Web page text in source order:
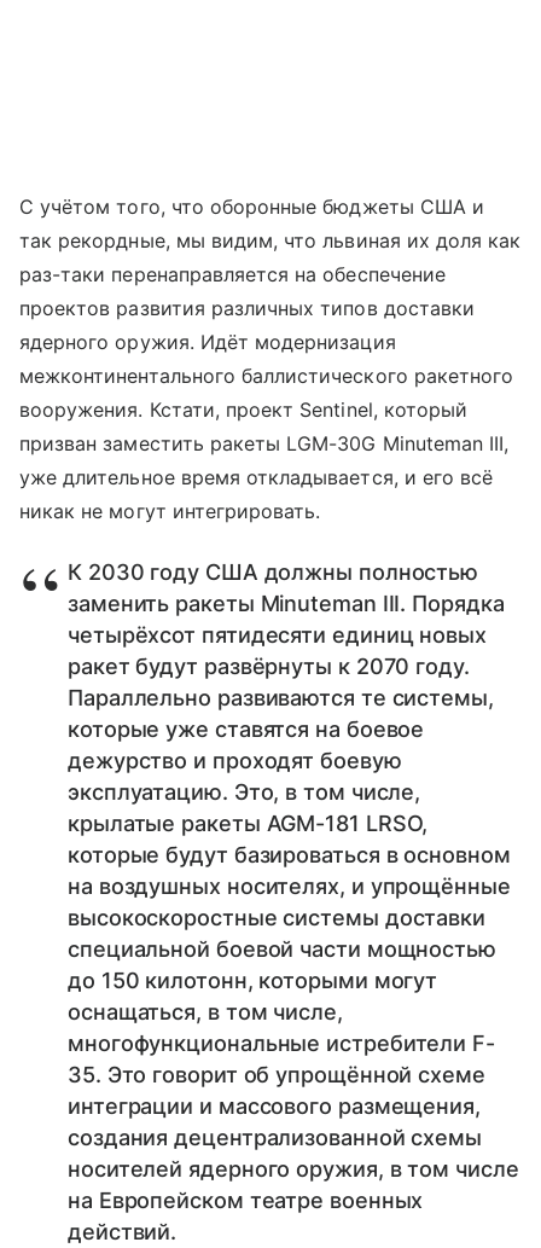
С учётом того, что оборонные бюджеты США и
так рекордные, мы видим, что львиная их доля как
раз-таки перенаправляется на обеспечение
проектов развития различных типов доставки
ядерного оружия. Идёт модернизация
межконтинентального баллистического ракетного
вооружения. Кстати, проект Sentinel, который
призван заместить ракеты LGM-30G Minuteman III,
уже длительное время откладывается, и его всё
никак не могут интегрировать.
К 2030 году США должны полностью
заменить ракеты Minuteman III. Порядка
четырёхсот пятидесяти единиц новых
ракет будут развёрнуты к 2070 году.
Параллельно развиваются те системы,
которые уже ставятся на боевое
дежурство и проходят боевую
эксплуатацию. Это, в том числе,
крылатые ракеты AGM-181 LRSO,
которые будут базироваться в основном
на воздушных носителях, и упрощённые
высокоскоростные системы доставки
специальной боевой части мощностью
до 150 килотонн, которыми могут
оснащаться, в том числе,
многофункциональные истребители F-
35. Это говорит об упрощённой схеме
интеграции и массового размещения,
создания децентрализованной схемы
носителей ядерного оружия, в том числе
на Европейском театре военных
действий.